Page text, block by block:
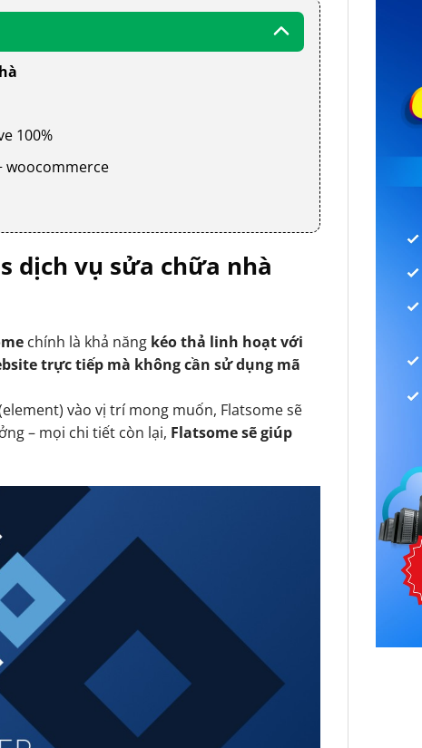
100%
woocommerce
dịch vụ sửa chữa nhà
chính là khả năng kéo thả linh hoạt với
trực tiếp mà không cần sử dụng mã
vào vị trí mong muốn, Flatsome sẽ
– mọi chi tiết còn lại, Flatsome sẽ giúp